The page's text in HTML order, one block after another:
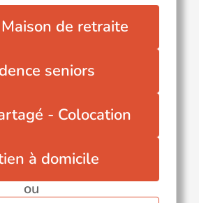
de retraite
seniors
- Colocation
à domicile
ou